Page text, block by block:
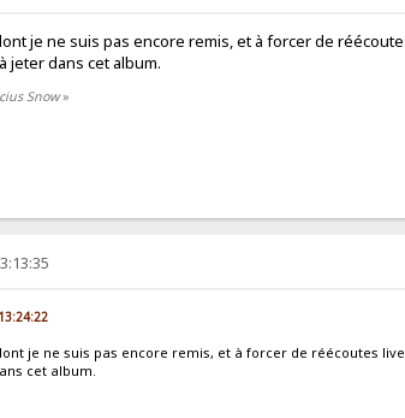
je ne suis pas encore remis, et à forcer de
jeter dans cet album.
Snow»
je ne suis pas encore remis, et à forcer de réécoutes
cet album.